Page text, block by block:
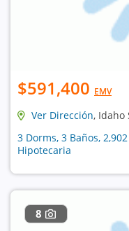
$591,400 EMV
Ver Dirección, Idaho
3 Dorms, 3 Baños,
Hipotecaria
8